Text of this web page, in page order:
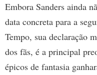
Embora Sanders ainda
data concreta para a
Tempo, sua declaração
dos fãs, é a principal
épicos de fantasia